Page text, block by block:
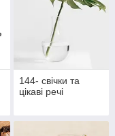
144- свічки та
цікаві речі